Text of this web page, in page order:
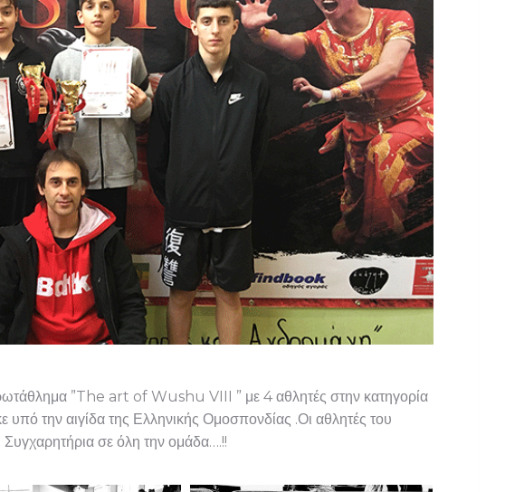
”The art of Wushu VIII ” με 4 αθλητές στην κατηγορία
την αιγίδα της Ελληνικής Ομοσπονδίας .Οι αθλητές του
σε όλη την ομάδα….!!